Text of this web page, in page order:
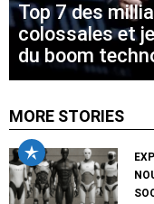
Top 7 des
colossales et
du boom
MORE STORIES